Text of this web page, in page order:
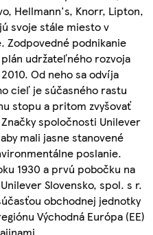
Hellmann's, Knorr, Lipton,
svoje stále miesto v
Zodpovedné podnikanie
udržateľného rozvoja
Od neho sa odvíja
cieľ je súčasného rastu
stopu a pritom zvyšovať
spoločnosti Unilever
mali jasne stanovené
poslanie.
1930 a prvú pobočku na
Slovensko, spol. s r.
obchodnej jednotky
Východná Európa (EE)